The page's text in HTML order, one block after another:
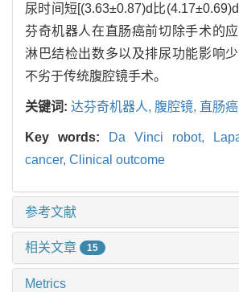
尿时间短[(3.63±0.87)d比
芬奇机器人在直肠癌前切除手术的应
淋巴结检出数多以及排尿功能影响
不劣于传统腹腔镜手术。
关键词: 达芬奇机器人, 腹腔镜, 直肠
Key words: Da Vinci robot,
cancer, Clinical outcome
参考文献
相关文章 15
Metrics